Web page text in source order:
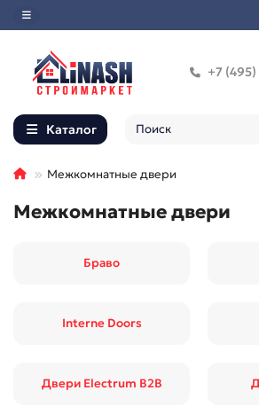
+7 (495)
Каталог
Межкомнатные двери
Межкомнатные двери
Браво
Interne Doors
Двери Electrum B2B